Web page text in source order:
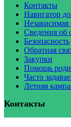
Контакты
Навигатор
Независимая
Сведения об
Безопасность
Обратная
Закупки
Помощь
Часто
Летняя
Контакты
E-mail: